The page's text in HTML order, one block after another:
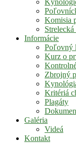
Komisia
Informácie
Poľovný
Kurz o
Zbrojný
Kritériá
Plagáty
Galéria
Videá
Kontakt